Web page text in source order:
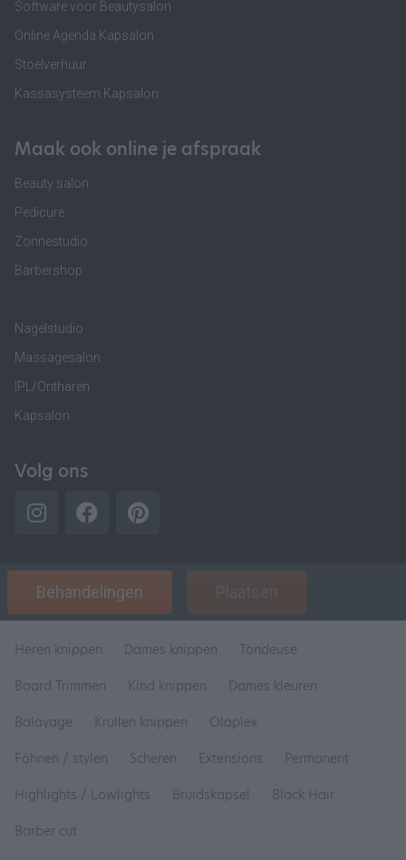
Software voor Beautysalon
Online Agenda Kapsalon
Stoelverhuur
Kassasysteem Kapsalon
Maak ook online je afspraak
Beauty salon
Pedicure
Zonnestudio
Barbershop
Nagelstudio
Massagesalon
IPL/Ontharen
Kapsalon
Volg ons
Behandelingen Plaatsen
Heren knippen Dames knippen
Tondeuse
Baard Trimmen
Kind knippen
Dames kleuren
Balayage
Krullen knippen
Olaplex
Föhnen / stylen
Scheren Extensions
Permanent
Highlights / Lowlights
Bruidskapsel
Black Hair
Barber cut